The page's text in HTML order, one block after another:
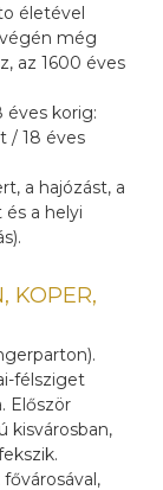
életével
még
az 1600 éves
éves korig:
/ 18 éves
a hajózást, a
a helyi
KOPER,
félsziget
Először
kisvárosban,